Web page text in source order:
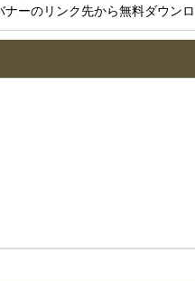
ーのリンク先から無料ダウンロ